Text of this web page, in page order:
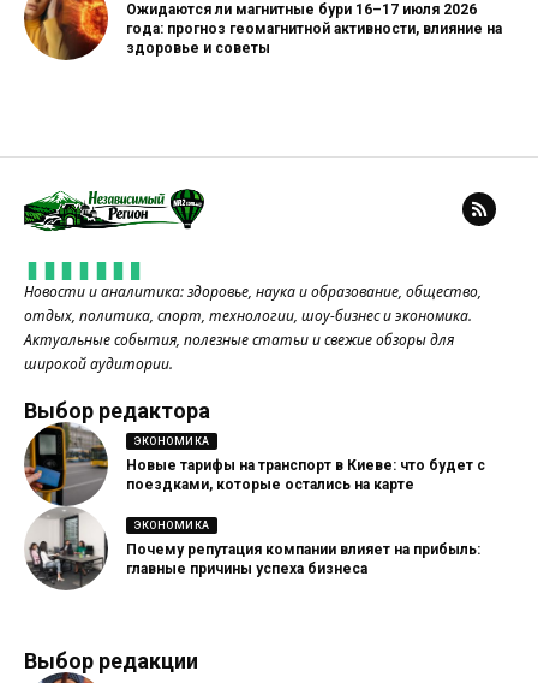
Ожидаются ли магнитные бури 16–17 июля 2026
года: прогноз геомагнитной активности, влияние на
здоровье и советы
Новости и аналитика: здоровье, наука и образование, общество,
отдых, политика, спорт, технологии, шоу-бизнес и экономика.
Актуальные события, полезные статьи и свежие обзоры для
широкой аудитории.
Выбор редактора
ЭКОНОМИКА
Новые тарифы на транспорт в Киеве: что будет с
поездками, которые остались на карте
ЭКОНОМИКА
Почему репутация компании влияет на прибыль:
главные причины успеха бизнеса
Выбор редакции